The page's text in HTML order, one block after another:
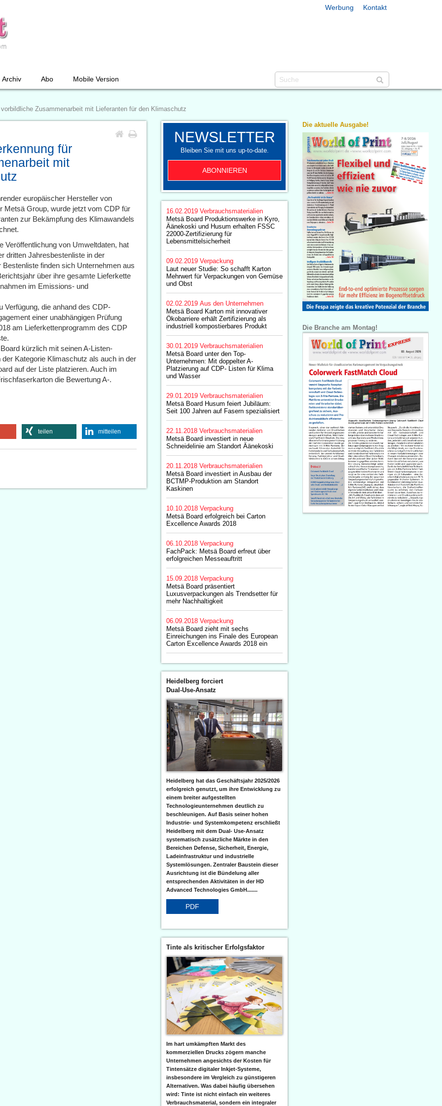
Werbung Kontakt
Archiv Abo Mobile Version
Zusammenarbeit mit Lieferanten für den Klimaschutz
für
mit
europäischer Hersteller von
Metsä Group, wurde jetzt vom CDP für
zur Bekämpfung des Klimawandels
Veröffentlichung von Umweltdaten, hat
dritten Jahresbestenliste in der
finden sich Unternehmen aus
über ihre gesamte Lieferkette
im Emissions- und
Verfügung, die anhand des CDP-
einer unabhängigen Prüfung
am Lieferkettenprogramm des CDP
kürzlich mit seinen A-Listen-
Kategorie Klimaschutz als auch in der
auf der Liste platzieren. Auch im
die Bewertung A-.
teilen mitteilen
NEWSLETTER
Bleiben Sie mit uns up-to-date.
ABONNIEREN
16.02.2019 Verbrauchsmaterialien
Metsä Board Produktionswerke in Kyro,
Äänekoski und Husum erhalten FSSC
22000-Zertifizierung für
Lebensmittelsicherheit
09.02.2019 Verpackung
Laut neuer Studie: So schafft Karton
Mehrwert für Verpackungen von Gemüse
und Obst
02.02.2019 Aus den Unternehmen
Metsä Board Karton mit innovativer
Ökobarriere erhält Zertifizierung als
industriell kompostierbares Produkt
30.01.2019 Verbrauchsmaterialien
Metsä Board unter den Top-
Unternehmen: Mit doppelter A-
Platzierung auf CDP- Listen für Klima
und Wasser
29.01.2019 Verbrauchsmaterialien
Metsä Board Husum feiert Jubiläum:
Seit 100 Jahren auf Fasern spezialisiert
22.11.2018 Verbrauchsmaterialien
Metsä Board investiert in neue
Schneidelinie am Standort Äänekoski
20.11.2018 Verbrauchsmaterialien
Metsä Board investiert in Ausbau der
BCTMP-Produktion am Standort
Kaskinen
10.10.2018 Verpackung
Metsä Board erfolgreich bei Carton
Excellence Awards 2018
06.10.2018 Verpackung
FachPack: Metsä Board erfreut über
erfolgreichen Messeauftritt
15.09.2018 Verpackung
Metsä Board präsentiert
Luxusverpackungen als Trendsetter für
mehr Nachhaltigkeit
06.09.2018 Verpackung
Metsä Board zieht mit sechs
Einreichungen ins Finale des European
Carton Excellence Awards 2018 ein
Heidelberg forciert
Dual-Use-Ansatz
Heidelberg hat das Geschäftsjahr 2025/2026
erfolgreich genutzt, um ihre Entwicklung zu
einem breiter aufgestellten
Technologieunternehmen deutlich zu
beschleunigen. Auf Basis seiner hohen
Industrie- und Systemkompetenz erschließt
Heidelberg mit dem Dual- Use-Ansatz
systematisch zusätzliche Märkte in den
Bereichen Defense, Sicherheit, Energie,
Ladeinfrastruktur und industrielle
Systemlösungen. Zentraler Baustein dieser
Ausrichtung ist die Bündelung aller
entsprechenden Aktivitäten in der HD
Advanced Technologies GmbH.......
PDF
Tinte als kritischer Erfolgsfaktor
Im hart umkämpften Markt des
kommerziellen Drucks zögern manche
Unternehmen angesichts der Kosten für
Tintensätze digitaler Inkjet-Systeme,
insbesondere im Vergleich zu günstigeren
Alternativen. Was dabei häufig übersehen
wird: Tinte ist nicht einfach ein weiteres
Verbrauchsmaterial, sondern ein integraler
Die aktuelle Ausgabe!
Die Branche am Montag!